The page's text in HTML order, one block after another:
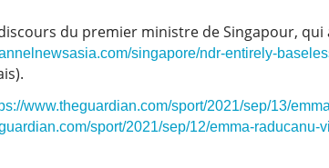
du premier ministre de Singapour,
singapore/ndr-entirely-
www.theguardian.com/sport/2021/sep/13/
sport/2021/sep/12/emma-